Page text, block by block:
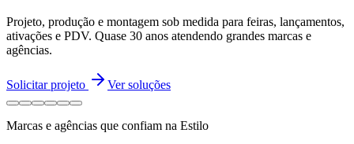
Projeto, produção e montagem sob medida para feiras, lançamentos,
ativações e PDV. Quase 30 anos atendendo grandes marcas e
agências.
Solicitar projeto Ver soluções
Marcas e agências que confiam na Estilo